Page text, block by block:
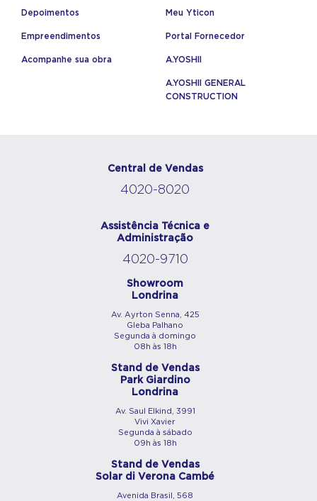
Depoimentos
Empreendimentos
Acompanhe sua obra
Meu Yticon
Portal Fornecedor
A.YOSHII
A.YOSHII GENERAL
CONSTRUCTION
Central de Vendas
4020-8020
Assistência Técnica e
Administração
4020-9710
Showroom
Londrina
Av. Ayrton Senna, 425
Gleba Palhano
Segunda à domingo
08h às 18h
Stand de Vendas
Park Giardino
Londrina
Av. Saul Elkind, 3991
Vivi Xavier
Segunda à sábado
09h às 18h
Stand de Vendas
Solar di Verona Cambé
Avenida Brasil, 568